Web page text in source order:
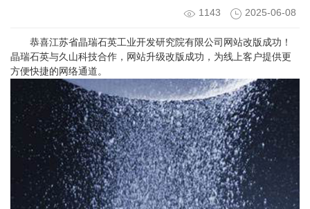
1143 2025-06-08
恭喜江苏省晶瑞石英工业开发研究院有限公司网站改版成功！
晶瑞石英与久山科技合作，网站升级改版成功，为线上客户提供更
方便快捷的网络通道。